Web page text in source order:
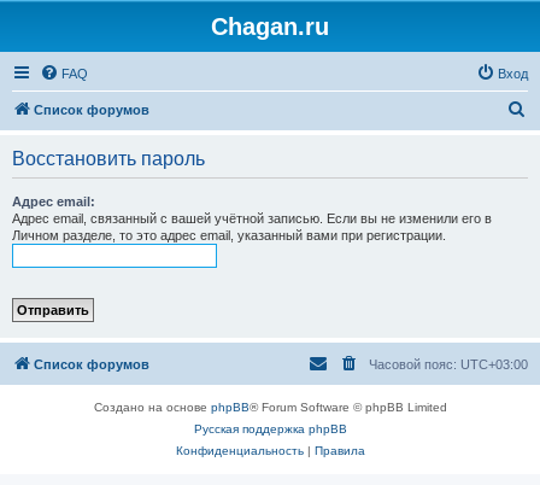
Chagan.ru
FAQ Вход
Список форумов
Восстановить пароль
Адрес email:
Адрес email, связанный с вашей учётной записью. Если вы не изменили его в
Личном разделе, то это адрес email, указанный вами при регистрации.
Список форумов Часовой пояс: UTC+03:00
Создано на основе phpBB® Forum Software © phpBB Limited
Русская поддержка phpBB
Конфиденциальность| Правила